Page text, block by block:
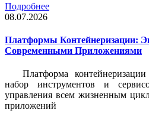
Подробнее
08.07.2026
Платформы Контейнеризации:
Современными Приложениями
Платформа
набор инструментов и
управления всем жизненным
приложений